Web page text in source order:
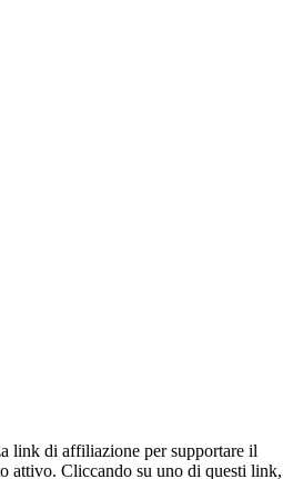
link di affiliazione per supportare il
attivo. Cliccando su uno di questi link,